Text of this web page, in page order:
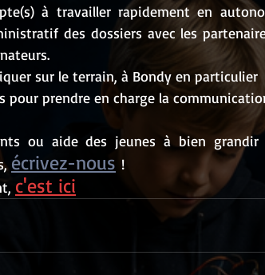
à travailler rapidement en
des dossiers avec les
sur le terrain, à Bondy en particulier
pour prendre en charge la
écrivez-nous !
c'est ici